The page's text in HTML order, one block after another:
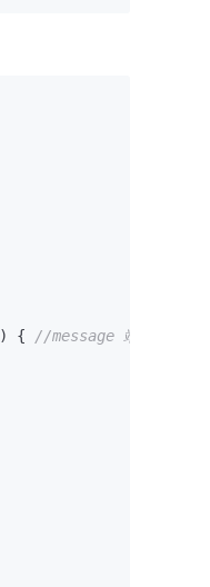
) {
//message 端点不需要